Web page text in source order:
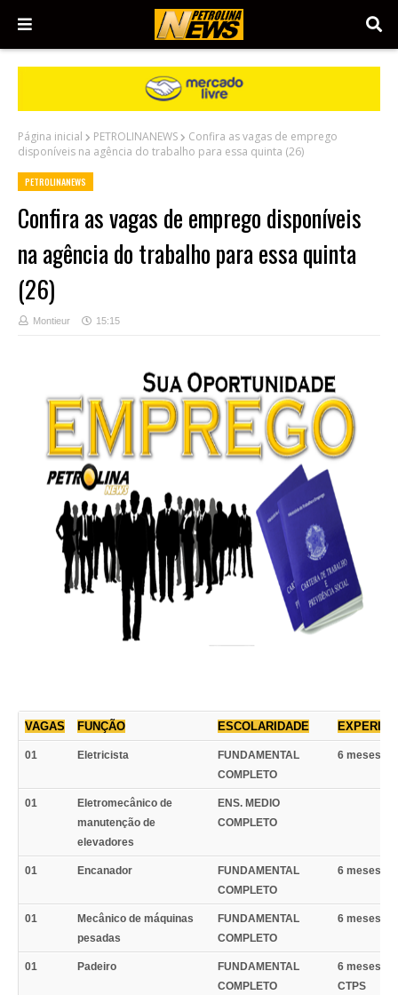
Página inicial PETROLINANEWS
Confira as vagas de emprego
disponíveis na agência do trabalho para essa quinta (26)
PETROLINANEWS
Confira as vagas de emprego disponíveis
na agência do trabalho para essa quinta
(26)
Montieur 15:15
VAGAS FUNÇÃO ESCOLARIDADE
01 Eletricista
FUNDAMENTAL
COMPLETO
6 meses
01
Eletromecânico de
manutenção de
elevadores
ENS. MEDIO
COMPLETO
01 Encanador
FUNDAMENTAL
COMPLETO
6 meses
01
Mecânico de máquinas
pesadas
FUNDAMENTAL
COMPLETO
6 meses
01 Padeiro
FUNDAMENTAL
COMPLETO
6 meses
CTPS